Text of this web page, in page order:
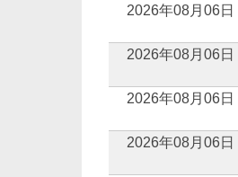
2026年08月06日
2026年08月06日
2026年08月06日
2026年08月06日